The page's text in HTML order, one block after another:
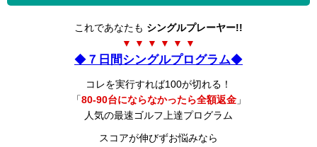
これであなたも シングルプレーヤー!!
▼ ▼ ▼ ▼ ▼ ▼
◆ ７日間シングルプログラム◆
コレを実行すれば100が切れる！
「80-90台にならなかったら全額返金」
人気の最速ゴルフ上達プログラム
スコアが伸びずお悩みなら